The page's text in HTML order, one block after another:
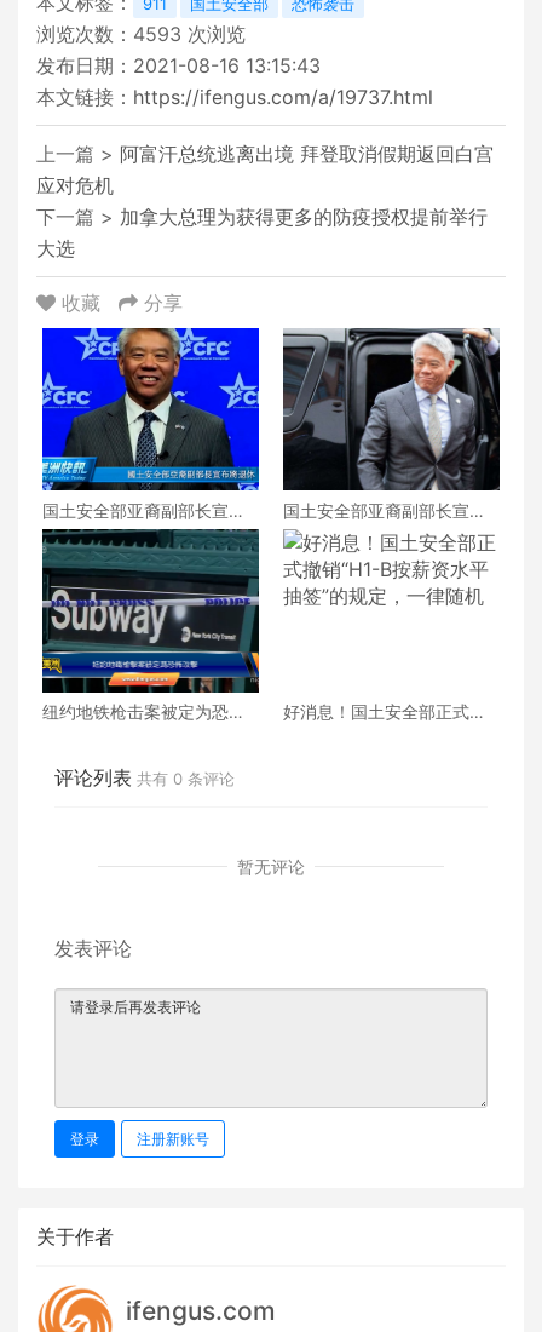
浏览次数： 4593 次浏览
发布日期：2021-08-16 13:15:43
本文链接： https://ifengus.com/a/19737.html
上一篇 > 阿富汗总统逃离出境 拜登取消假期返回白宫
应对危机
下一篇 > 加拿大总理为获得更多的防疫授权提前举行
大选
收藏 分享
国土安全部亚裔副部长宣布
将退休
国土安全部亚裔副部长宣布
将退休
纽约地铁枪击案被定为恐怖
好消息！国土安全部正式撤
评论列表 共有 0 条评论
暂无评论
发表评论
登录 注册新账号
关于作者
ifengus.com